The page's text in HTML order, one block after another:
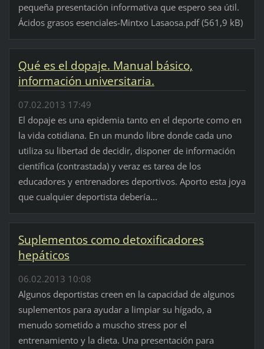
pequeña presentación informativa que espero sea útil.
Ácidos grasos esenciales-Mintxo Lasaosa.pdf (561,9 kB)
Qué es el dopaje. Manual básico,
información universitaria.
07.02.2013 17:49
El dopaje es una epidemia tanto en el deporte como en
la vida cotidiana. En un mundo libre donde cada uno
utiliza su libertad de decidir, disponer de información
científica (contrastada) y veraz es tarea de los
educadores y entrenadores deportivos. Aporto esta joya
que cualquier deportista debería...
Suplementos como detoxificadores
hepáticos
06.02.2013 10:08
Algunos deportistas creen en la capacidad de algunos
suplementos para ayudar a limpiar su hígado, a
menudo sometido a muscho stress por el
entrenamiento y la dieta. Una presentación para